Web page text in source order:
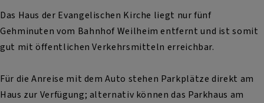
Das Haus der Evangelischen Kirche liegt nur fünf
Gehminuten vom Bahnhof Weilheim entfernt und ist somit
gut mit öffentlichen Verkehrsmitteln erreichbar.
Für die Anreise mit dem Auto stehen Parkplätze direkt am
Haus zur Verfügung; alternativ können das Parkhaus am